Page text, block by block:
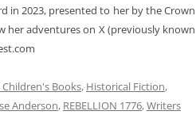
in 2023, presented to her by the Crown
her adventures on X (previously known
Books, Historical Fiction,
Anderson, REBELLION 1776,Writers